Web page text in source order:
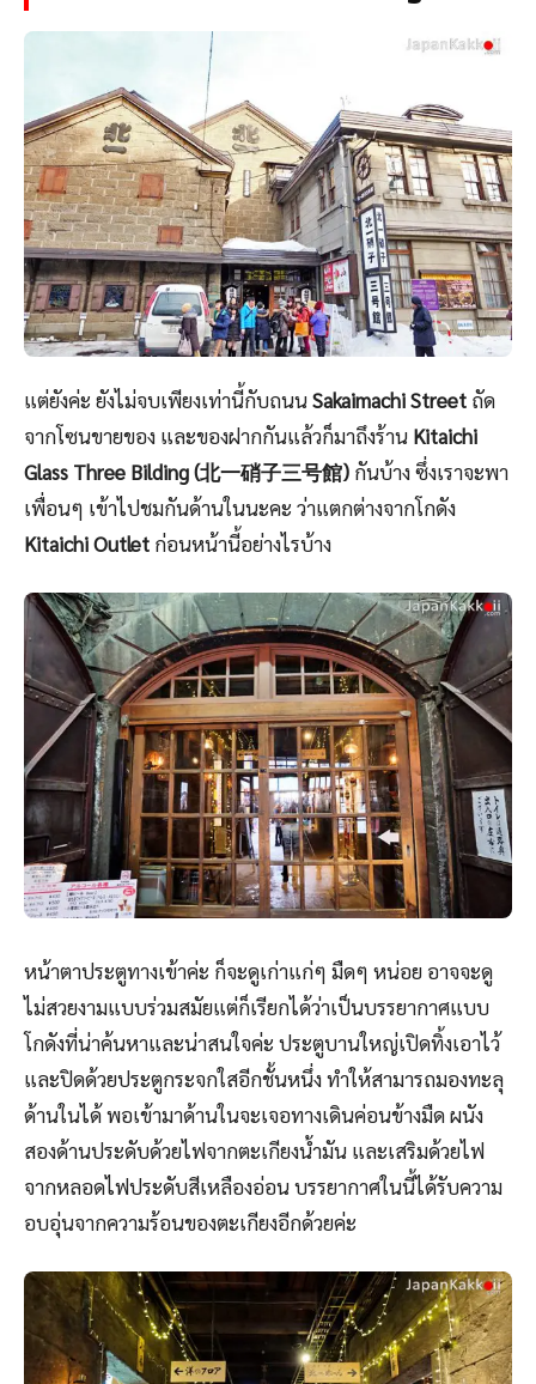
แต่ยังค่ะ ยังไม่จบเพียงเท่านี้กับถนนSakaimachi Street ถัด
จากโซนขายของ และของฝากกันแล้วก็มาถึงร้าน Kitaichi
Glass Three Bilding (北一硝子三号館) กันบ้าง ซึ่งเราจะพา
เพื่อนๆ เข้าไปชมกันด้านในนะคะ ว่าแตกต่างจากโกดัง
Kitaichi Outlet ก่อนหน้านี้อย่างไรบ้าง
หน้าตาประตูทางเข้าค่ะ ก็จะดูเก่าแก่ๆ มืดๆ หน่อย อาจจะดู
ไม่สวยงามแบบร่วมสมัยแต่ก็เรียกได้ว่าเป็นบรรยากาศแบบ
โกดังที่น่าค้นหาและน่าสนใจค่ะ ประตูบานใหญ่เปิดทิ้งเอาไว้
และปิดด้วยประตูกระจกใสอีกชั้นหนึ่ง ทำให้สามารถมองทะลุ
ด้านในได้ พอเข้ามาด้านในจะเจอทางเดินค่อนข้างมืด ผนัง
สองด้านประดับด้วยไฟจากตะเกียงน้ำมัน และเสริมด้วยไฟ
จากหลอดไฟประดับสีเหลืองอ่อน บรรยากาศในนี้ได้รับความ
อบอุ่นจากความร้อนของตะเกียงอีกด้วยค่ะ